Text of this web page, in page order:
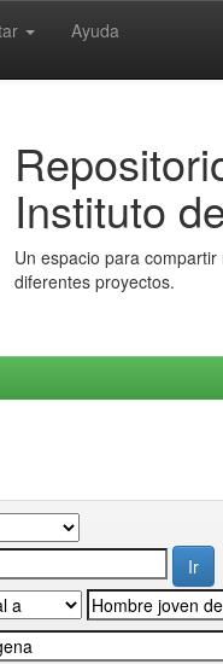
Ayuda
Instituto
Un espacio para
diferentes proyectos.